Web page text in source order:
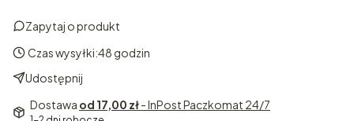
Zapytaj o produkt
Czas wysyłki:48 godzin
Udostępnij
Dostawa od 17,00 zł- InPost Paczkomat 24/7